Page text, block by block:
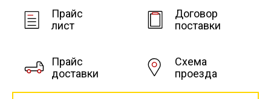
Прайс
лист
Договор
поставки
Прайс
доставки
Схема
проезда